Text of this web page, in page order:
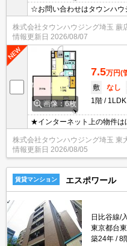
☆お問い合わせはタウンハウ
決済相談☆オンラインでの内
株式会社タウンハウジング埼玉 蕨
情報更新日 2026/08/07
画像：6枚
7.5万円(
敷
なし
1階
1LDK
★インターネット上の物件は
紹介致します★お部屋探し
東大宮店まで★
株式会社タウンハウジング埼玉 東
情報更新日 2026/08/05
賃貸マンション エスポワール
日比谷線/
東京都台
築24年
8